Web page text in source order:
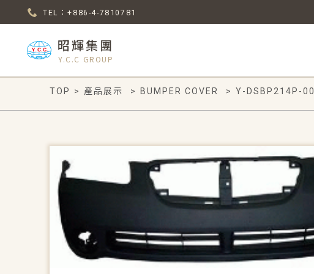
TEL：+886-4-7810781
昭輝集團
Y.C.C GROUP
TOP > 產品展示 > BUMPER COVER > Y-DSBP214P-00